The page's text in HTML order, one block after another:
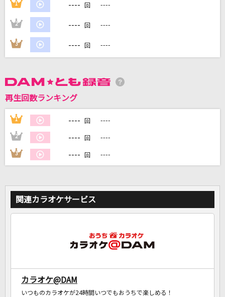
カラオケをもっと楽しもう！
1 ---- 回 ----
2 ---- 回 ----
3 ---- 回 ----
再生回数ランキング
1 ---- 回 ----
2 ---- 回 ----
3 ---- 回 ----
関連カラオケサービス
カラオケ@DAM
いつものカラオケが24時間いつでもおうちで楽しめる！